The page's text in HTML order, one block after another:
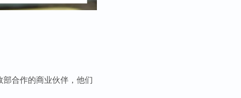
合作的商业伙伴，他们